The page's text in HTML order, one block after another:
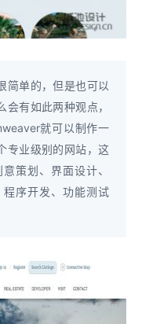
简单的，但是也可以
有如此两种观点，
就可以制作一
专业级别的网站，这
策划、界面设计、
序开发、功能测试